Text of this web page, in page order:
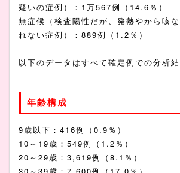
疑いの症例）：1万567例（14.6％）
無症候（検査陽性だが、発熱やから咳
れない症例）：889例（1.2％）
以下のデータはすべて確定例での分析結
年齢構成
9歳以下：416例（0.9％）
10～19歳：549例（1.2％）
20～29歳：3,619例（8.1％）